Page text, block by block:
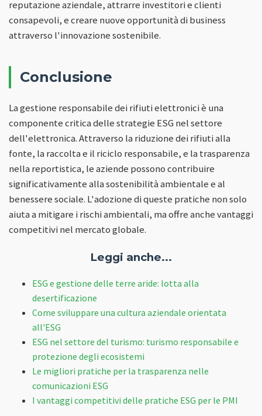
reputazione aziendale, attrarre investitori e clienti
consapevoli, e creare nuove opportunità di business
attraverso l'innovazione sostenibile.
Conclusione
La gestione responsabile dei rifiuti elettronici è una
componente critica delle strategie ESG nel settore
dell'elettronica. Attraverso la riduzione dei rifiuti alla
fonte, la raccolta e il riciclo responsabile, e la trasparenza
nella reportistica, le aziende possono contribuire
significativamente alla sostenibilità ambientale e al
benessere sociale. L'adozione di queste pratiche non solo
aiuta a mitigare i rischi ambientali, ma offre anche vantaggi
competitivi nel mercato globale.
Leggi anche...
ESG e gestione delle terre aride: lotta alla
desertificazione
Come sviluppare una cultura aziendale orientata
all'ESG
ESG nel settore del turismo: turismo responsabile e
protezione degli ecosistemi
Le migliori pratiche per la trasparenza nelle
comunicazioni ESG
I vantaggi competitivi delle pratiche ESG per le PMI